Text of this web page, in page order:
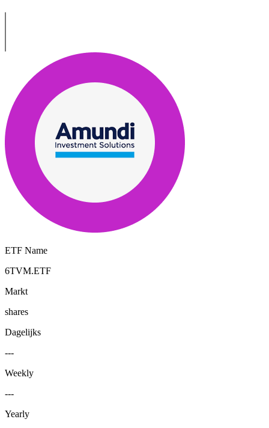
ETF Name
6TVM.ETF
Markt
shares
Dagelijks
---
Weekly
---
Yearly